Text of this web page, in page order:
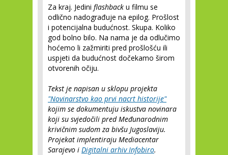
Za kraj. Jedini flashback u filmu se
odlično nadograđuje na epilog. Prošlost
i potencijalna budućnost. Skupa. Koliko
god bolno bilo. Na nama je da odlučimo
hoćemo li zažmiriti pred prošlošću ili
uspjeti da budućnost dočekamo širom
otvorenih očiju.
Tekst je napisan u sklopu projekta
"Novinarstvo kao prvi nacrt historije"
kojim se dokumentuju iskustva novinara
koji su svjedočili pred Međunarodnim
krivičnim sudom za bivšu Jugoslaviju.
Projekat implentiraju Mediacentar
Sarajevo i Digitalni arhiv Infobiro.